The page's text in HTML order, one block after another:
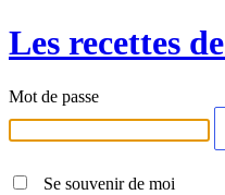
Les recettes
Mot de passe
Se souvenir de moi